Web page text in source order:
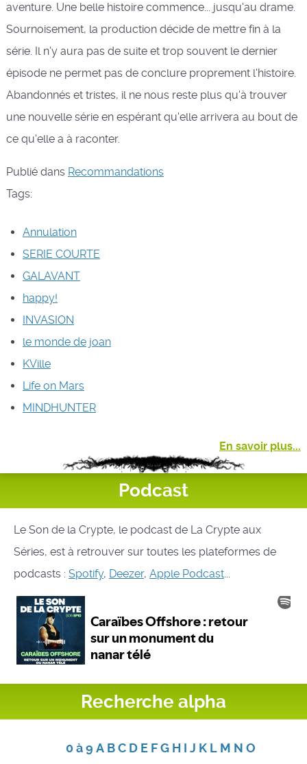
aventure. Une belle histoire commence... jusqu'au drame.
Sournoisement, la production décide de mettre fin à la
série. Il n'y aura pas de suite et trop souvent le dernier
épisode ne permet pas de conclure proprement l'histoire.
Abandonnés et tristes, il ne nous reste plus qu'à trouver
une nouvelle série en espérant qu'elle arrivera au bout de
ce qu'elle a à raconter.
Publié dans Recommandations
Tags:
Annulation
SERIE COURTE
GALAVANT
happy!
INVASION
le monde de joan
KVille
Life on Mars
MINDHUNTER
En savoir plus...
Podcast
Le Son de la Crypte, le podcast de La Crypte aux
Séries, est à retrouver sur toutes les plateformes de
podcasts : Spotify, Deezer, Apple Podcast...
Recherche alpha
0 à 9 A B C D E F G H I J K L M N O